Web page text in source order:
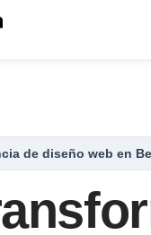
de diseño web en